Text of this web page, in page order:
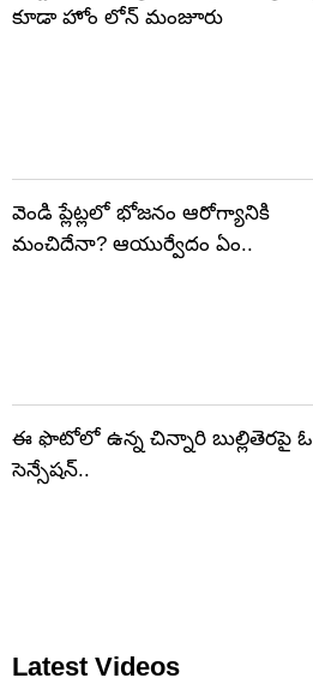
కూడా హోం లోన్ మంజూరు
వెండి ప్లేట్లలో భోజనం ఆరోగ్యానికి
మంచిదేనా? ఆయుర్వేదం ఏం..
ఈ ఫొటోలో ఉన్న చిన్నారి బుల్లితెరపై ఓ
సెన్సేషన్..
Latest Videos